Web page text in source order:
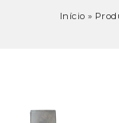
Início »